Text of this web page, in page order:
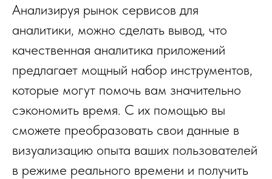
Анализируя рынок сервисов для
аналитики, можно сделать вывод, что
качественная аналитика приложений
предлагает мощный набор инструментов,
которые могут помочь вам значительно
сэкономить время. С их помощью вы
сможете преобразовать свои данные в
визуализацию опыта ваших пользователей
в режиме реального времени и получить